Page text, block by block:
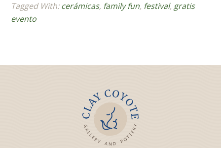
Tagged With:cerámicas, family fun, festival, gratis
evento